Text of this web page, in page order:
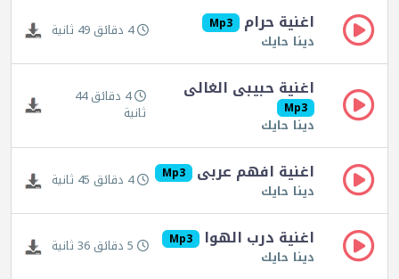
اغنية حرام Mp3
دينا حايك 4 دقائق 49 ثانية
اغنية حبيبى الغالى
Mp3
دينا حايك
4 دقائق 44
ثانية
اغنية افهم عربى Mp3
دينا حايك 4 دقائق 45 ثانية
اغنية درب الهوا Mp3
دينا حايك 5 دقائق 36 ثانية